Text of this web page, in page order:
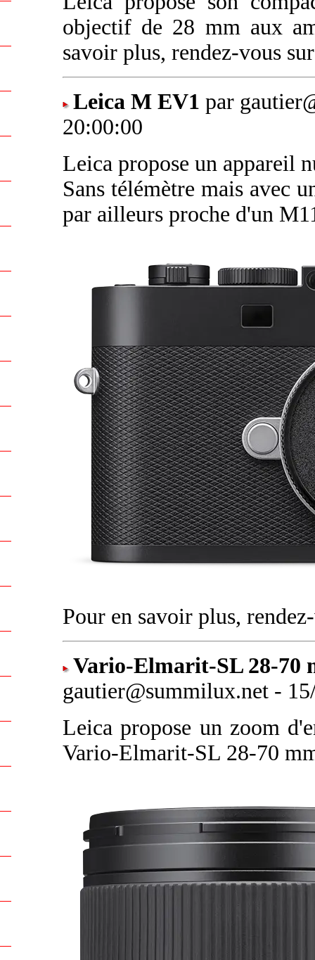
objectif de 28 mm aux
savoir plus, rendez-vous
Leica M EV1 par
20:00:00
Leica propose un appareil
Sans télémètre mais avec
par ailleurs proche d'un
Pour en savoir plus,
Vario-Elmarit-SL 28-70
gautier@summilux.net -
Leica propose un zoom
Vario-Elmarit-SL 28-70